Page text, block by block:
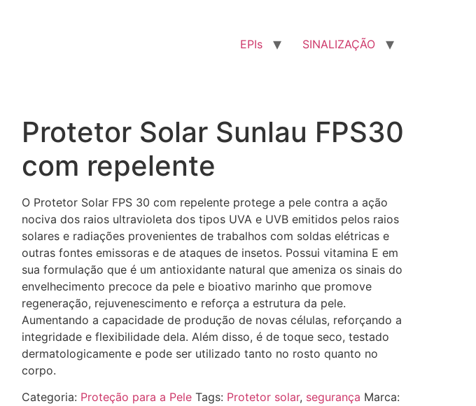
EPIs SINALIZAÇÃO
Protetor Solar Sunlau FPS30
com repelente
O Protetor Solar FPS 30 com repelente protege a pele contra a ação
nociva dos raios ultravioleta dos tipos UVA e UVB emitidos pelos raios
solares e radiações provenientes de trabalhos com soldas elétricas e
outras fontes emissoras e de ataques de insetos. Possui vitamina E em
sua formulação que é um antioxidante natural que ameniza os sinais do
envelhecimento precoce da pele e bioativo marinho que promove
regeneração, rejuvenescimento e reforça a estrutura da pele.
Aumentando a capacidade de produção de novas células, reforçando a
integridade e flexibilidade dela. Além disso, é de toque seco, testado
dermatologicamente e pode ser utilizado tanto no rosto quanto no
corpo.
Categoria: Proteção para a Pele Tags: Protetor solar, segurança Marca: